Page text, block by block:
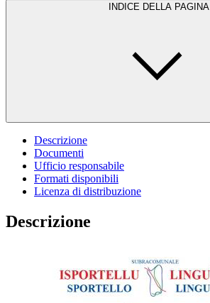
INDICE DELLA PAGINA
Descrizione
Documenti
Ufficio responsabile
Formati disponibili
Licenza di distribuzione
Descrizione